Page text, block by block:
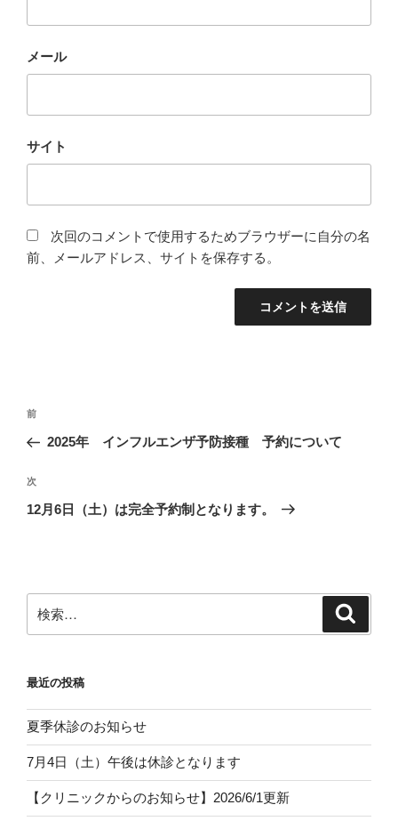
メール
サイト
次回のコメントで使用するためブラウザーに自分の名
前、メールアドレス、サイトを保存する。
投
ナ
ビ
ゲ
ン
前
の
稿
前
2025年 インフルエンザ予防接種 予約について
次
の
次
12月6日（土）は完全予約制となります。
索:
最近の投稿
夏季休診のお知らせ
7月4日（土）午後は休診となります
【クリニックからのお知らせ】2026/6/1更新